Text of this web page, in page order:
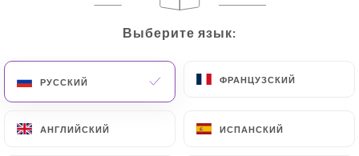
Выберите язык:
РУССКИЙ ФРАНЦУЗСКИЙ
АНГЛИЙСКИЙ ИСПАНСКИЙ
Выберите язык:
РУССКИЙ ФРАНЦУЗСКИЙ
АНГЛИЙСКИЙ ИСПАНСКИЙ